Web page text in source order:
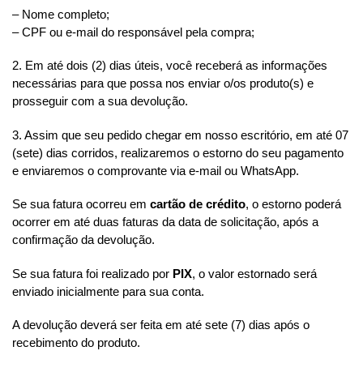
– Nome completo;
– CPF ou e-mail do responsável pela compra;
2. Em até dois (2) dias úteis, você receberá as informações
necessárias para que possa nos enviar o/os produto(s) e
prosseguir com a sua devolução.
3. Assim que seu pedido chegar em nosso escritório, em até 07
(sete) dias corridos, realizaremos o estorno do seu pagamento
e enviaremos o comprovante via e-mail ou WhatsApp.
Se sua fatura ocorreu em cartão de crédito, o estorno poderá
ocorrer em até duas faturas da data de solicitação, após a
confirmação da devolução.
Se sua fatura foi realizado por PIX, o valor estornado será
enviado inicialmente para sua conta.
A devolução deverá ser feita em até sete (7) dias após o
recebimento do produto.